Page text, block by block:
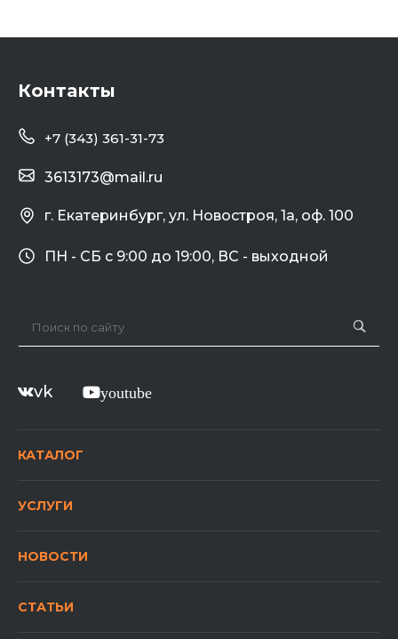
Контакты
+7 (343) 361-31-73
г. Екатеринбург, ул. Новостроя, 1а, оф. 100
3613173@mail.ru
ПН - СБ с 9:00 до 19:00, ВС - выходной
vk youtube
КАТАЛОГ
УСЛУГИ
НОВОСТИ
СТАТЬИ